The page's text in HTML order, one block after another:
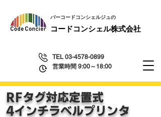
TEL 03-4578-0899
営業時間 9:00～18:00
​コードコンシェル株式会社
​バーコードコンシェルジュの
RFタグ対応定置式
4インチラベルプリンタ